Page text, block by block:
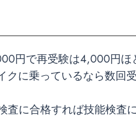
円で再受験は4,000円ほ
クに乗っているなら数回
査に合格すれば技能検査